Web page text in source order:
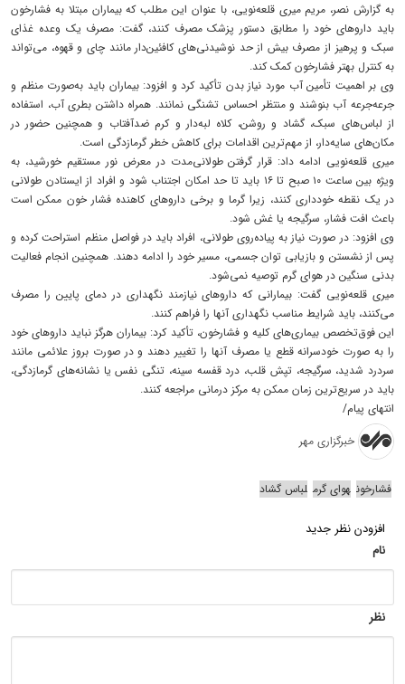
به گزارش نصر، مریم میری قلعه‌نویی، با عنوان این مطلب که بیماران مبتلا به فشارخون
باید داروهای خود را مطابق دستور پزشک مصرف کنند، گفت: مصرف یک وعده غذای
سبک و پرهیز از مصرف بیش از حد نوشیدنی‌های کافئین‌دار مانند چای و قهوه، می‌تواند
به کنترل بهتر فشارخون کمک کند.
وی بر اهمیت تأمین آب مورد نیاز بدن تأکید کرد و افزود: بیماران باید به‌صورت منظم و
جرعه‌جرعه آب بنوشند و منتظر احساس تشنگی نمانند. همراه داشتن بطری آب، استفاده
از لباس‌های سبک، گشاد و روشن، کلاه لبه‌دار و کرم ضدآفتاب و همچنین حضور در
مکان‌های سایه‌دار، از مهم‌ترین اقدامات برای کاهش خطر گرمازدگی است.
میری قلعه‌نویی ادامه داد: قرار گرفتن طولانی‌مدت در معرض نور مستقیم خورشید، به‌
ویژه بین ساعت ۱۰ صبح تا ۱۶ باید تا حد امکان اجتناب شود و افراد از ایستادن طولانی
در یک نقطه خودداری کنند، زیرا گرما و برخی داروهای کاهنده فشار خون ممکن است
باعث افت فشار، سرگیجه یا غش شود.
وی افزود: در صورت نیاز به پیاده‌روی طولانی، افراد باید در فواصل منظم استراحت کرده و
پس از نشستن و بازیابی توان جسمی، مسیر خود را ادامه دهند. همچنین انجام فعالیت
بدنی سنگین در هوای گرم توصیه نمی‌شود.
میری قلعه‌نویی گفت: بیمارانی که داروهای نیازمند نگهداری در دمای پایین را مصرف
می‌کنند، باید شرایط مناسب نگهداری آنها را فراهم کنند.
این فوق‌تخصص بیماری‌های کلیه و فشارخون، تأکید کرد: بیماران هرگز نباید داروهای خود
را به‌ صورت خودسرانه قطع یا مصرف آنها را تغییر دهند و در صورت بروز علائمی مانند
سردرد شدید، سرگیجه، تپش قلب، درد قفسه سینه، تنگی نفس یا نشانه‌های گرمازدگی،
باید در سریع‌ترین زمان ممکن به مرکز درمانی مراجعه کنند.
انتهای پیام/
خبرگزاری مهر
فشارخون هوای گرم لباس گشاد
افزودن نظر جدید
نام
نظر